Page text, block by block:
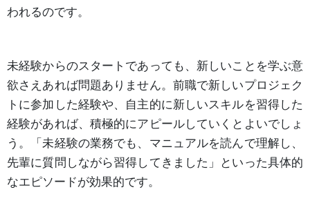
われるのです。
未経験からのスタートであっても、新しいことを学ぶ意
欲さえあれば問題ありません。前職で新しいプロジェク
トに参加した経験や、自主的に新しいスキルを習得した
経験があれば、積極的にアピールしていくとよいでしょ
う。「未経験の業務でも、マニュアルを読んで理解し、
先輩に質問しながら習得してきました」といった具体的
なエピソードが効果的です。